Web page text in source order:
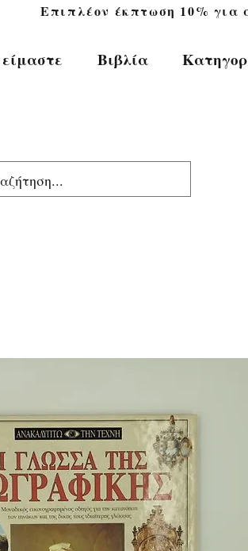
Επιπλέον έκπτωση 10%
Βιβλία